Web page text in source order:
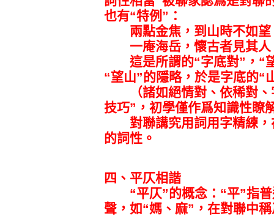
也有“特例”：
兩點金焦，到山時不如望
一庵海岳，懷古者見其人
這是所謂的“字底對”，“
“望山”的隱略，於是字底的“
（諸如絕情對、依稀對、
技巧”，初學僅作爲知識性瞭
對聯講究用詞用字精練，
的詞性。
四、平仄相諧
“平仄”的概念：“平”指普
聲，如“媽、麻”，在對聯中